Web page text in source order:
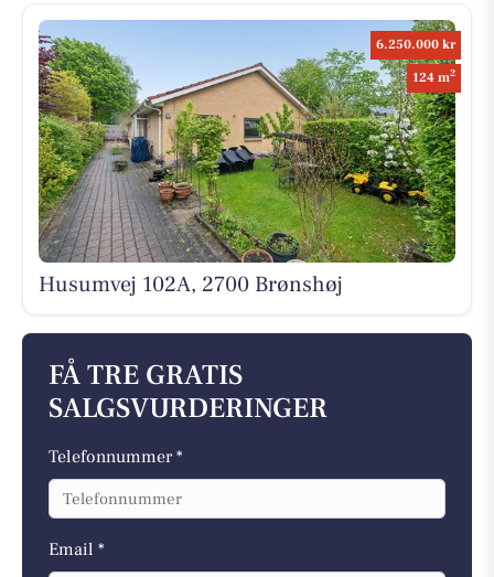
6.250.000 kr
124 m2
Husumvej 102A, 2700 Brønshøj
FÅ TRE GRATIS
SALGSVURDERINGER
Telefonnummer *
Email *